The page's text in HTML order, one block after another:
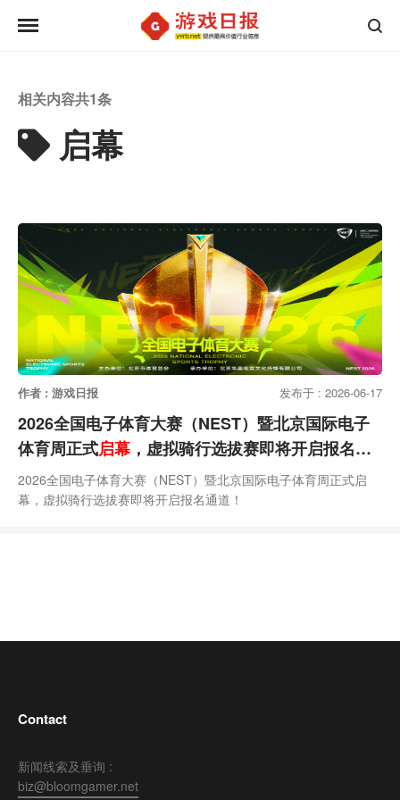
相关内容共1条
启幕
作者 : 游戏日报 发布于 : 2026-06-17
2026全国电子体育大赛（NEST）暨北京国际电子
体育周正式启幕，虚拟骑行选拔赛即将开启报名通
道！
2026全国电子体育大赛（NEST）暨北京国际电子体育周正式启
幕，虚拟骑行选拔赛即将开启报名通道！
Contact
新闻线索及垂询 :
biz@bloomgamer.net